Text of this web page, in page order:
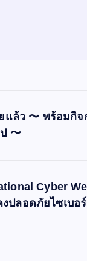
แล้ว 〜 พร้อมกิ
〜
Cyber
ปลอดภัยไซเบอ